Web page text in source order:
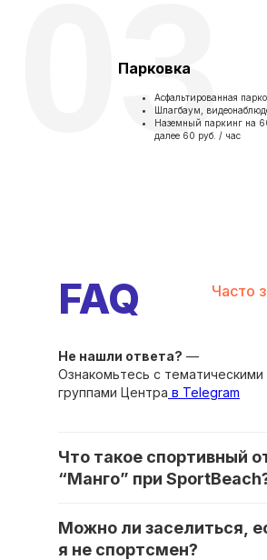
Парковка
Асфальтированная
Шлагбаум,
Наземный паркинг на
далее 60 руб. / час
03
Что такое спортивный
“Манго” при
Можно ли заселиться,
я не спортсмен?
FAQ
Часто
Не нашли ответа? —
Ознакомьтесь с тематическими
группами Центра в Telegram